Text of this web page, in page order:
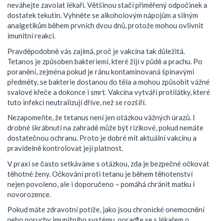
neváhejte zavolat lékaři. Většinou stačí přiměřený odpočinek a
dostatek tekutin. Vyhněte se alkoholovým nápojům a silným
analgetikům během prvních dvou dnů, protože mohou ovlivnit
imunitní reakci.
Pravděpodobně vás zajímá, proč je vakcína tak důležitá.
Tetanos je způsoben bakteriemi, které žijí v půdě a prachu. Po
poranění, zejména pokud je ránu kontaminovaná špinavými
předměty, se bakterie dostanou do těla a mohou způsobit vážné
svalové křeče a dokonce i smrt. Vakcína vytváří protilátky, které
tuto infekci neutralizují dříve, než se rozšíří.
Nezapomeňte, že tetanus není jen otázkou vážných úrazů. I
drobné škrábnutí na zahradě může být rizikové, pokud nemáte
dostatečnou ochranu. Proto je dobré mít aktuální vakcínu a
pravidelně kontrolovat její platnost.
V praxi se často setkáváme s otázkou, zda je bezpečné očkovat
těhotné ženy. Očkování proti tetanu je během těhotenství
nejen povoleno, ale i doporučeno – pomáhá chránit matku i
novorozence.
Pokud máte zdravotní potíže, jako jsou chronické onemocnění